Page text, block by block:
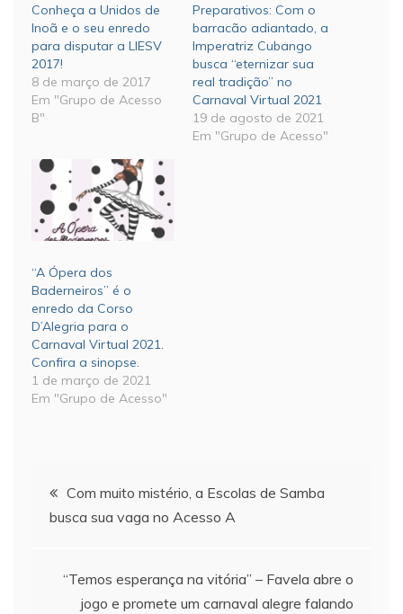
Conheça a Unidos de
Inoã e o seu enredo
para disputar a LIESV
2017!
8 de março de 2017
Em "Grupo de Acesso
B"
Preparativos: Com o
barracão adiantado, a
Imperatriz Cubango
busca “eternizar sua
real tradição” no
Carnaval Virtual 2021
19 de agosto de 2021
Em "Grupo de Acesso"
“A Ópera dos
Baderneiros” é o
enredo da Corso
D’Alegria para o
Carnaval Virtual 2021.
Confira a sinopse.
1 de março de 2021
Em "Grupo de Acesso"
Navegação
de
Post
Com muito mistério, a Escolas de Samba
busca sua vaga no Acesso A
“Temos esperança na vitória” – Favela abre o
jogo e promete um carnaval alegre falando